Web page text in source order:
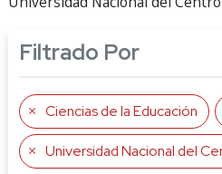
Filtrado Por
Ciencias de la Educación
Universidad Nacional del